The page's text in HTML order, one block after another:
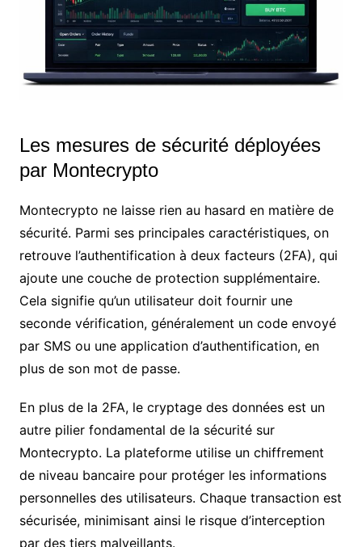
Les mesures de sécurité déployées
par Montecrypto
Montecrypto ne laisse rien au hasard en matière de
sécurité. Parmi ses principales caractéristiques, on
retrouve l’authentification à deux facteurs (2FA), qui
ajoute une couche de protection supplémentaire.
Cela signifie qu’un utilisateur doit fournir une
seconde vérification, généralement un code envoyé
par SMS ou une application d’authentification, en
plus de son mot de passe.
En plus de la 2FA, le cryptage des données est un
autre pilier fondamental de la sécurité sur
Montecrypto. La plateforme utilise un chiffrement
de niveau bancaire pour protéger les informations
personnelles des utilisateurs. Chaque transaction est
sécurisée, minimisant ainsi le risque d’interception
par des tiers malveillants.